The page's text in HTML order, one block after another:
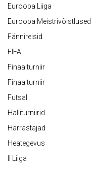
Euroopa Liiga
Euroopa Meistrivõistlused
Fännireisid
FIFA
Finaalturniir
Finaalturniir
Futsal
Halliturniirid
Harrastajad
Heategevus
II Liiga